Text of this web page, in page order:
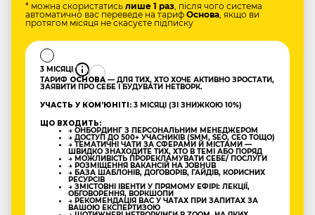
* можна скористатись лише 1 раз, після чого система
автоматично вас переведе на тариф Основа, якщо ви
протягом місяця не скасуєте підписку
3 МІСЯЦІ
ТАРИФ ОСНОВА — ДЛЯ ТИХ, ХТО ХОЧЕ АКТИВНО ЗРОСТАТИ,
ЗАЯВИТИ ПРО СЕБЕ І БУДУВАТИ НЕТВОРК.
УЧАСТЬ У КОМʼЮНІТІ: 3 МІСЯЦІ (ЗІ ЗНИЖКОЮ 10%)
ЩО ВХОДИТЬ:
→ ОНБОРДИНГ З ПЕРСОНАЛЬНИМ МЕНЕДЖЕРОМ
→ ДОСТУП ДО 500+ УЧАСНИКІВ (SMM, SEO, CEO ТОЩО)
→ ТЕМАТИЧНІ ЧАТИ ЗА СФЕРАМИ Й МІСТАМИ —
ШВИДКО ЗНАХОДИТЕ ТИХ, ХТО В ТЕМІ АБО ПОРЯД
→ МОЖЛИВІСТЬ ПРОРЕКЛАМУВАТИ СЕБЕ/ ПОСЛУГИ
→ РОЗМІЩЕННЯ ВАКАНСІЙ НА JOBHUB
→ БАЗА ШАБЛОНІВ, ДОГОВОРІВ, ГАЙДІВ, КОРИСНИХ
РЕСУРСІВ
→ ЗМІСТОВНІ ІВЕНТИ У ПРЯМОМУ ЕФІРІ: ЛЕКЦІЇ,
ОБГОВОРЕННЯ, ВОРКШОПИ
→ РЕКОМЕНДАЦІЯ ВАС У ЧАТАХ ПРИ ЗАПИТАХ ЗА
ВАШОЮ ЕКСПЕРТИЗОЮ